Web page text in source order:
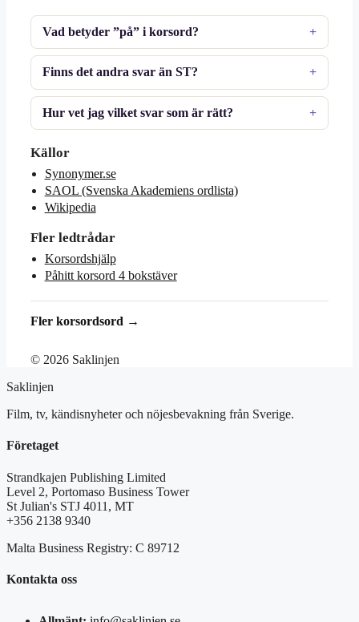
Vad betyder ”på” i korsord?
Finns det andra svar än ST?
Hur vet jag vilket svar som är rätt?
Källor
Synonymer.se
SAOL (Svenska Akademiens ordlista)
Wikipedia
Fler ledtrådar
Korsordshjälp
Påhitt korsord 4 bokstäver
Fler korsordsord →
© 2026 Saklinjen
Saklinjen
Film, tv, kändisnyheter och nöjesbevakning från Sverige.
Företaget
Strandkajen Publishing Limited
Level 2, Portomaso Business Tower
St Julian's STJ 4011, MT
+356 2138 9340
Malta Business Registry: C 89712
Kontakta oss